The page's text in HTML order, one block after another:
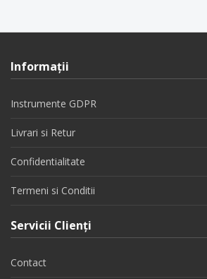
Informaţii
Instrumente GDPR
Livrari si Retur
Confidentialitate
Termeni si Conditii
Servicii Clienţi
Contact